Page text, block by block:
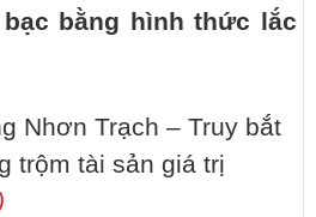
bằng hình thức lắc
Nhơn Trạch – Truy bắt
trộm tài sản giá trị